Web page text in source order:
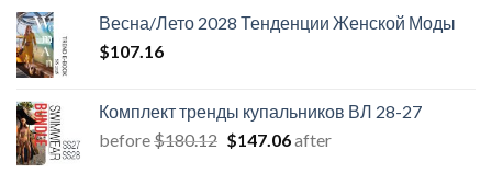
Весна/Лето 2028 Тенденции Женской Моды
$107.16
Комплект тренды купальников ВЛ 28-27
before$180.12 Первоначальная
$147.06Текущая
after